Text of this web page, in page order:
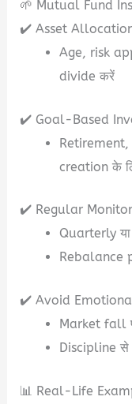
🌱 Mutual Fund
✔️ Asset
Age, risk
divide करें
✔️ Goal-Based
creation के
✔️ Regular
Quarterly
Rebalance
✔️ Avoid
Market fall
Discipline
📊 Real-Life